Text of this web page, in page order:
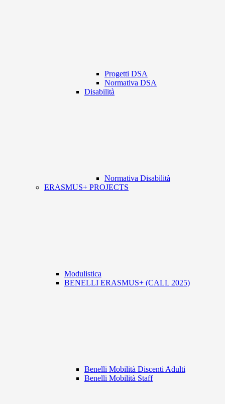
Progetti DSA
Normativa DSA
Disabilità
Normativa Disabilità
ERASMUS+ PROJECTS
Modulistica
BENELLI ERASMUS+ (CALL 2025)
Benelli Mobilità Discenti Adulti
Benelli Mobilità Staff